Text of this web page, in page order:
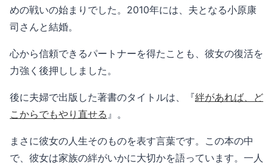
めの戦いの始まりでした。2010年には、夫となる小原康
司さんと結婚。
心から信頼できるパートナーを得たことも、彼女の復活を
力強く後押ししました。
後に夫婦で出版した著書のタイトルは、『絆があれば、ど
こからでもやり直せる 』。
まさに彼女の人生そのものを表す言葉です。この本の中
で、彼女は家族の絆がいかに大切かを語っています。一人